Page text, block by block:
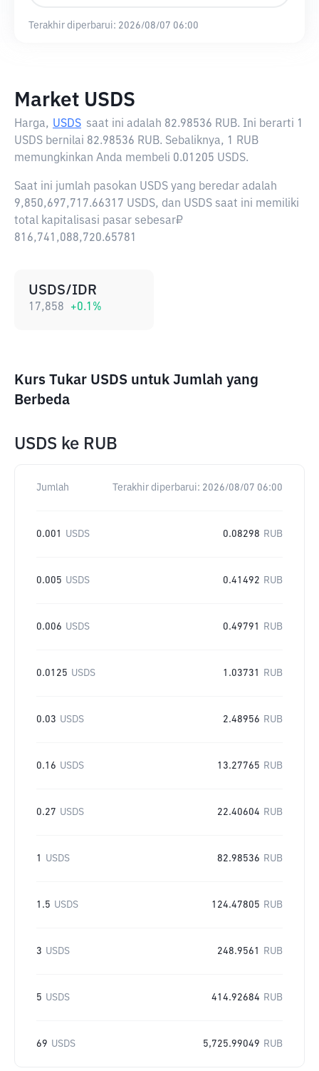
Terakhir diperbarui: 2026/08/07 06:00
Market USDS
Harga, USDS saat ini adalah 82.98536 RUB. Ini berarti 1
USDS bernilai 82.98536 RUB. Sebaliknya, 1 RUB
memungkinkan Anda membeli 0.01205 USDS.
Saat ini jumlah pasokan USDS yang beredar adalah
9,850,697,717.66317 USDS, dan USDS saat ini memiliki
total kapitalisasi pasar sebesar₽
816,741,088,720.65781
USDS/IDR
17,858 +0.1 %
Kurs Tukar USDS untuk Jumlah yang
Berbeda
USDS ke RUB
Jumlah Terakhir diperbarui: 2026/08/07 06:00
0.001 USDS 0.08298 RUB
0.005 USDS 0.41492 RUB
0.006 USDS 0.49791 RUB
0.0125 USDS 1.03731 RUB
0.03 USDS 2.48956 RUB
0.16 USDS 13.27765 RUB
0.27 USDS 22.40604 RUB
1 USDS 82.98536 RUB
1.5 USDS 124.47805 RUB
3 USDS 248.9561 RUB
5 USDS 414.92684 RUB
69 USDS 5,725.99049 RUB